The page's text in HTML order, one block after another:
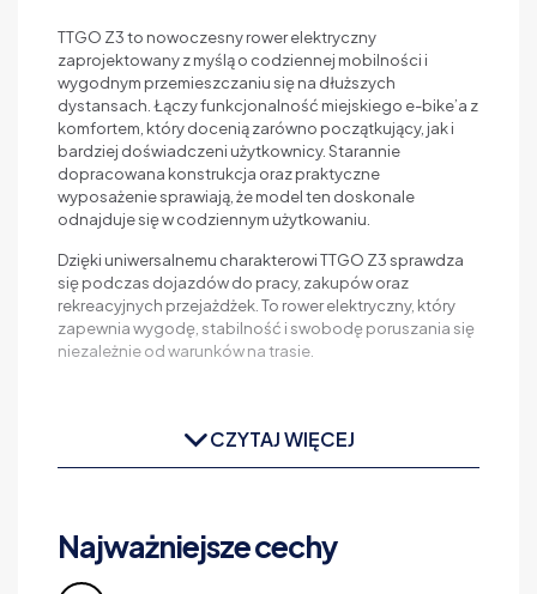
TTGO Z3 to nowoczesny rower elektryczny
zaprojektowany z myślą o codziennej mobilności i
wygodnym przemieszczaniu się na dłuższych
dystansach. Łączy funkcjonalność miejskiego e-bike’a z
komfortem, który docenią zarówno początkujący, jak i
bardziej doświadczeni użytkownicy. Starannie
dopracowana konstrukcja oraz praktyczne
wyposażenie sprawiają, że model ten doskonale
odnajduje się w codziennym użytkowaniu.
Dzięki uniwersalnemu charakterowi TTGO Z3 sprawdza
się podczas dojazdów do pracy, zakupów oraz
rekreacyjnych przejażdżek. To rower elektryczny, który
zapewnia wygodę, stabilność i swobodę poruszania się
niezależnie od warunków na trasie.
CZYTAJ WIĘCEJ
Najważniejsze cechy